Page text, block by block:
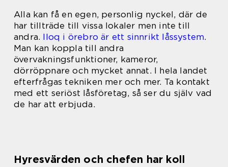
Alla kan få en egen, personlig nyckel, där de
har tillträde till vissa lokaler men inte till
andra. Iloq i örebro är ett sinnrikt låssystem.
Man kan koppla till andra
övervakningsfunktioner, kameror,
dörröppnare och mycket annat. I hela landet
efterfrågas tekniken mer och mer. Ta kontakt
med ett seriöst låsföretag, så ser du själv vad
de har att erbjuda.
Hyresvärden och chefen har koll